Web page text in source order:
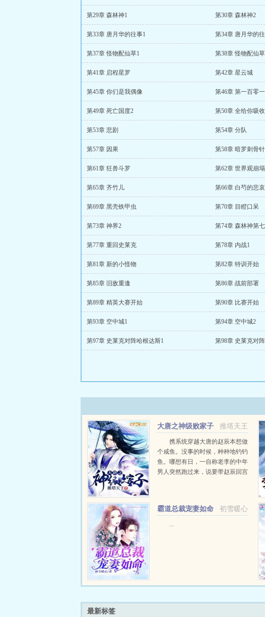
第29章 森林神1 第30章 森林神2
第33章 唐月华的往事1 第34章 唐月华的
第37章 怪物配仙草1 第38章 怪物配仙
第41章 启程星罗 第42章 星云城
第45章 你们是我偶像 第46章 第一百零
第49章 死亡国度2 第50章 全给你吸
第53章 悲剧 第54章 分队
第57章 因果 第58章 暗罗刺骨针
第61章 狂兽斗罗 第62章 世界观崩塌
第65章 齐竹儿 第66章 白芍的悲哀
第69章 黑壳铁甲虫 第70章 目瞪口呆
第73章 神界2 第74章 森林神第
第77章 重回史莱克 第78章 内战1
第81章 新的小怪物 第82章 特训开始
第85章 旧敌重逢 第86章 战前部署
第89章 精英大赛开始 第90章 比赛开始
第93章 空中城1 第94章 空中城2
第97章 史莱克对阵哈根达斯1 第98章 史莱克对
推塔天王
大唐之神级败家子
携系统穿越大唐的赵辰本想做
个咸鱼。没事的时候，种种地钓钓
鱼。哪想有日，一自称老李的中年
男人突然跑过来，说要带赵辰回宫
啊，锻炼身体，要...
初雪暖心
霸道总裁宠妻如命
...
最新标签